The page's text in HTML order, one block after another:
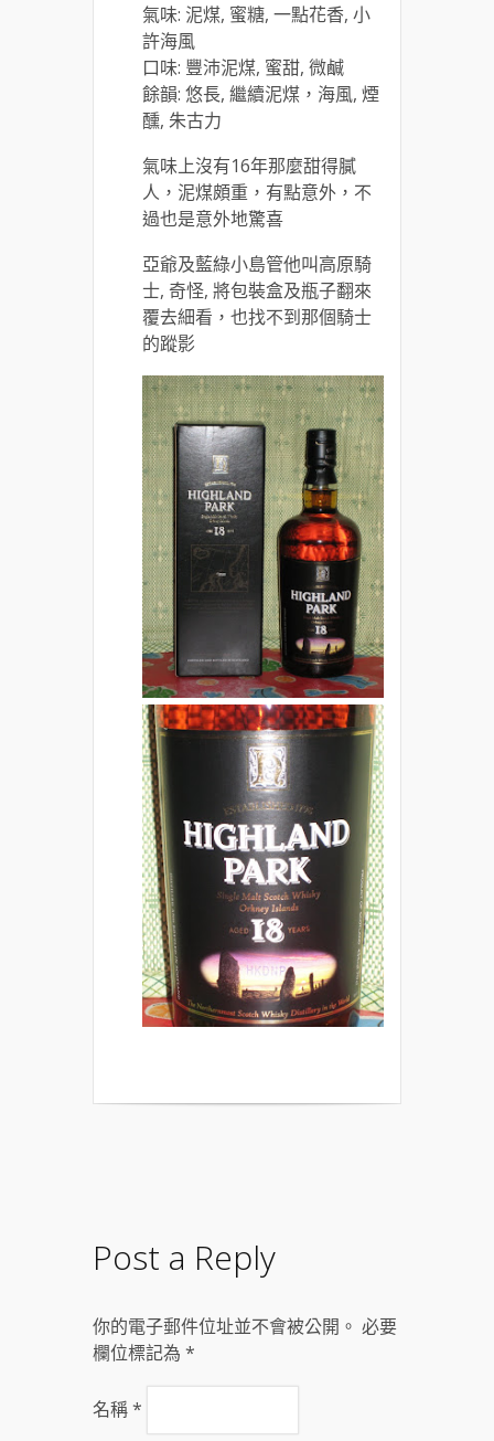
氣味: 泥煤, 蜜糖, 一點花香, 小
許海風
口味: 豐沛泥煤, 蜜甜, 微鹹
餘韻: 悠長, 繼續泥煤，海風, 煙
醺, 朱古力
氣味上沒有16年那麼甜得膩
人，泥煤頗重，有點意外，不
過也是意外地驚喜
亞爺及藍綠小島管他叫高原騎
士, 奇怪, 將包裝盒及瓶子翻來
覆去細看，也找不到那個騎士
的蹤影
Post a Reply
你的電子郵件位址並不會被公開。 必要
欄位標記為 *
名稱*